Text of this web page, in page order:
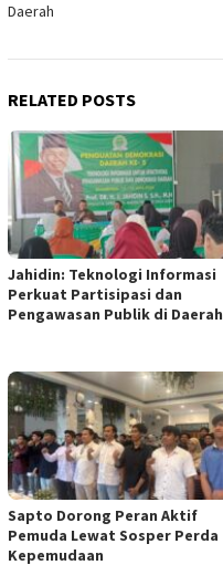
Daerah
RELATED POSTS
Jahidin: Teknologi Informasi
Perkuat Partisipasi dan
Pengawasan Publik di Daerah
Sapto Dorong Peran Aktif
Pemuda Lewat Sosper Perda
Kepemudaan